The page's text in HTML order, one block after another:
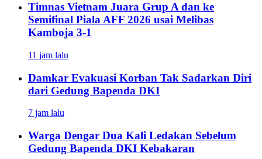
Timnas Vietnam Juara Grup A dan ke
Semifinal Piala AFF 2026 usai Melibas
Kamboja 3-1
11 jam lalu
Damkar Evakuasi Korban Tak Sadarkan Diri
dari Gedung Bapenda DKI
7 jam lalu
Warga Dengar Dua Kali Ledakan Sebelum
Gedung Bapenda DKI Kebakaran